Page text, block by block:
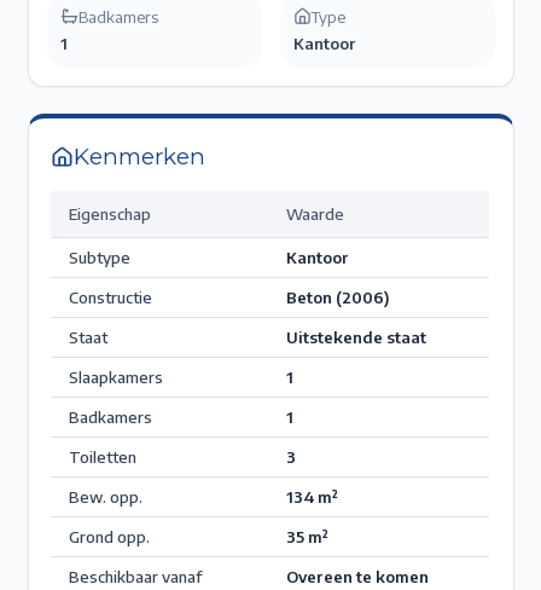
Badkamers
1
Type
Kantoor
Kenmerken
Eigenschap Waarde
Subtype
Kantoor
Constructie
Beton (2006)
Staat
Uitstekende staat
Slaapkamers
1
Badkamers
1
Toiletten
3
Bew. opp.
134 m²
Grond opp.
35 m²
Beschikbaar vanaf
Overeen te komen